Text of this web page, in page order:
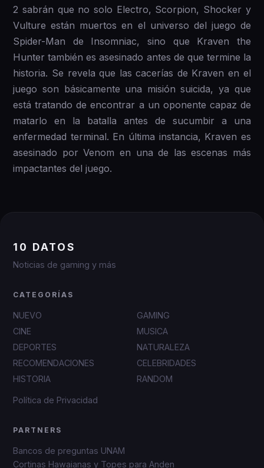
2 sabrán que no solo Electro, Scorpion, Shocker y
Vulture están muertos en el universo del juego de
Spider-Man de Insomniac, sino que Kraven the
Hunter también es asesinado antes de que termine la
historia. Se revela que las cacerías de Kraven en el
juego son básicamente una misión suicida, ya que
está tratando de encontrar a un oponente capaz de
matarlo en la batalla antes de sucumbir a una
enfermedad terminal. En última instancia, Kraven es
asesinado por Venom en una de las escenas más
impactantes del juego.
10 DATOS
Noticias de gaming y más
CATEGORÍAS
NUEVO
GAMING
CINE
MUSICA
DEPORTES
NATURALEZA
RECOMENDACIONES
CELEBRIDADES
HISTORIA
RANDOM
Política de Privacidad
PARTNERS
Bancos de preguntas UNAM
Cortinas Hawaianas y Topes para Anden